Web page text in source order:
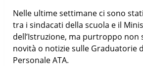
Nelle ultime settimane ci sono
tra i sindacati della scuola e il
dell’Istruzione, ma purtroppo non
novità o notizie sulle Graduatorie
Personale ATA.